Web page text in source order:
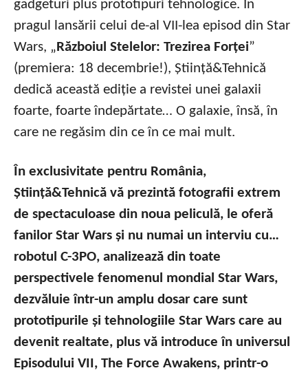
gadgeturi plus prototipuri tehnologice. În
pragul lansării celui de-al VII-lea episod din Star
Wars, „Războiul Stelelor: Trezirea Forței”
(premiera: 18 decembrie!), Știință&Tehnică
dedică această ediție a revistei unei galaxii
foarte, foarte îndepărtate… O galaxie, însă, în
care ne regăsim din ce în ce mai mult.
În exclusivitate pentru România,
Știință&Tehnică vă prezintă fotografii extrem
de spectaculoase din noua peliculă, le oferă
fanilor Star Wars și nu numai un interviu cu…
robotul C-3PO, analizează din toate
perspectivele fenomenul mondial Star Wars,
dezvăluie într-un amplu dosar care sunt
prototipurile și tehnologiile Star Wars care au
devenit realtate, plus vă introduce în universul
Episodului VII, The Force Awakens, printr-o